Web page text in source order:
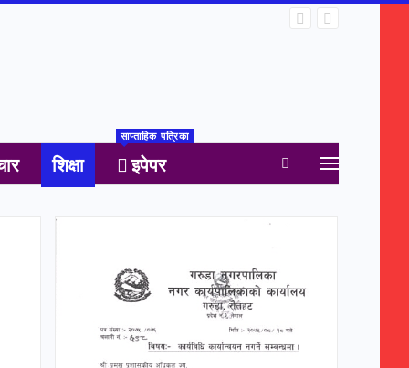
शिक्षा इपेपर
साप्ताहिक पत्रिका